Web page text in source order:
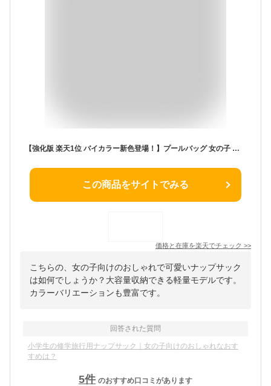
【強化版 楽天1位 バイカラー新色登場！】プールバッグ 女の子 大容量 乾湿分離 小学生 ナップサック 手提げループ 2層 軽量 お名前タグ付き プールバック キッズ スイムバッグ リュック 水泳バッグ ビーチバッグ 子供 中学生 撥水加工
この商品をサイトでみる
価格と在庫を楽天でチェック >>
こちらの、女の子向けのおしゃれで可愛いナップサック
は如何でしょうか？大容量収納できる軽量モデルです。
カラーバリエーションも豊富です。
回答された質問
小学生の修学旅行用ナップサック｜女の子向けのおしゃれなおす
すめは？
5件 のおすすめ口コミがあります